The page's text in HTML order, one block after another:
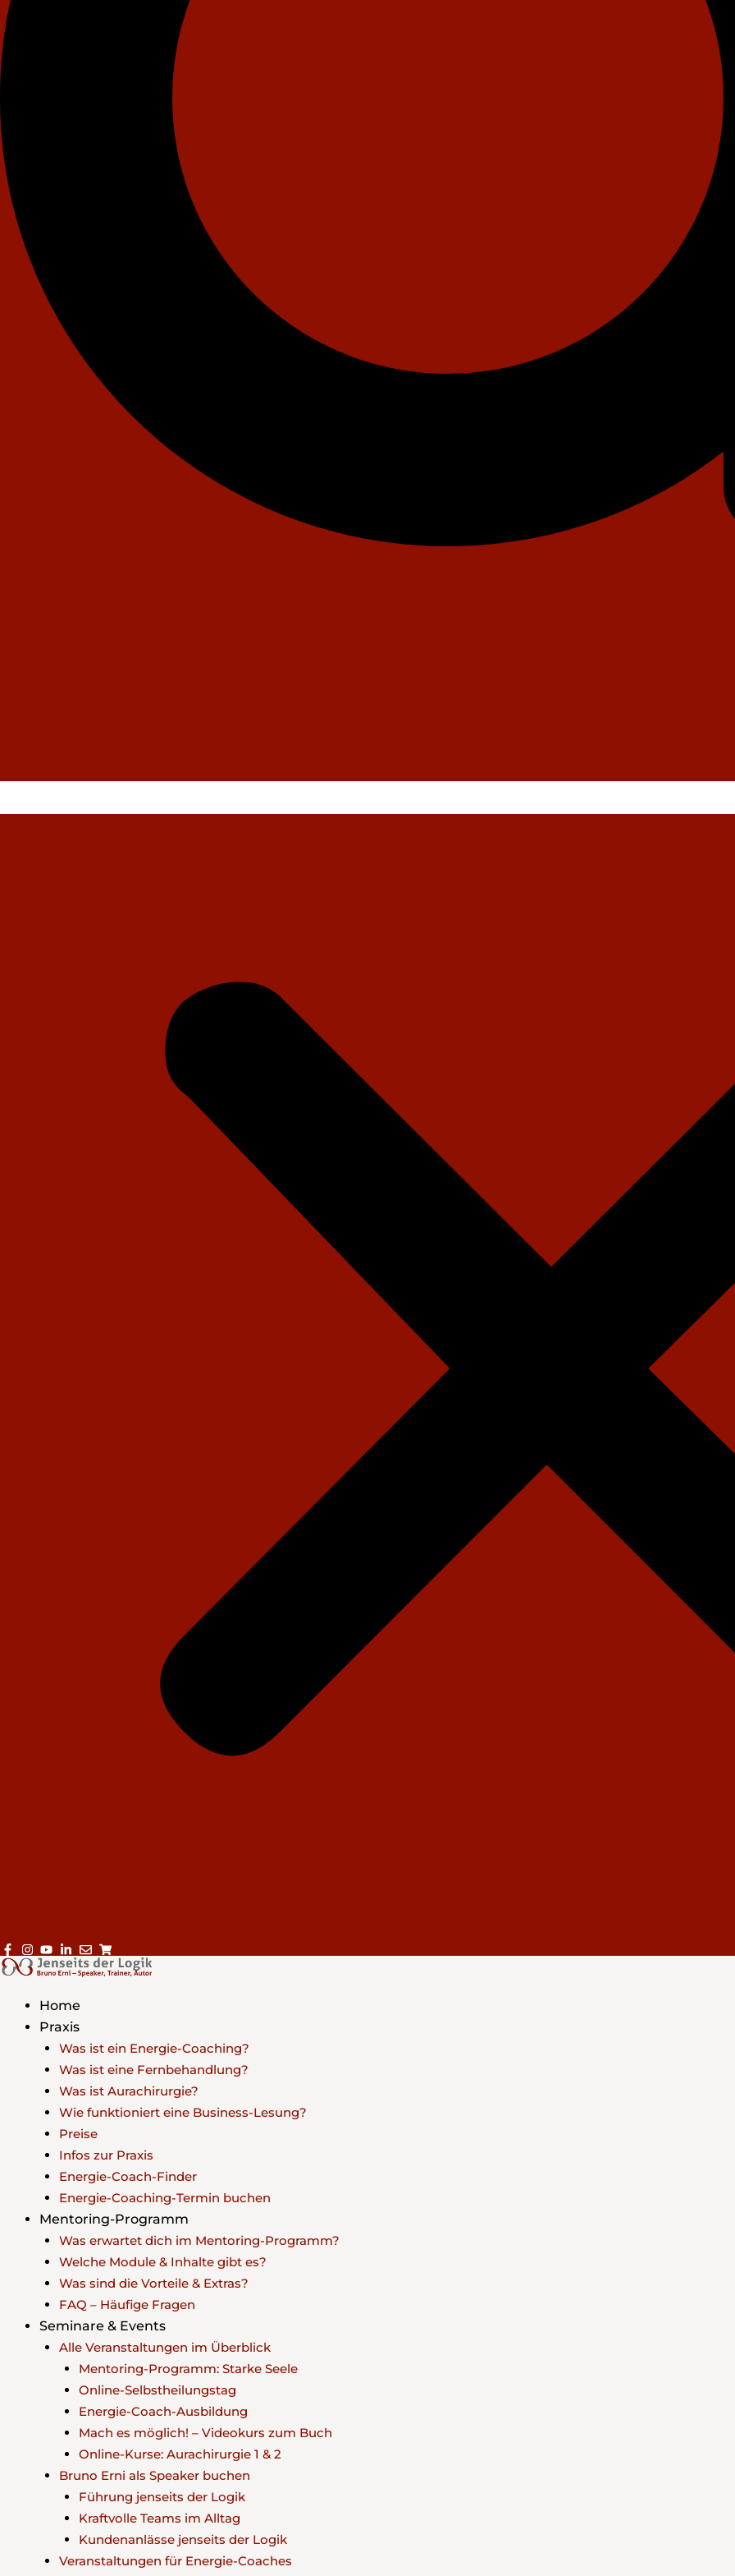
Home
Praxis
Was ist ein Energie-Coaching?
Was ist eine Fernbehandlung?
Was ist Aurachirurgie?
Wie funktioniert eine Business-Lesung?
Preise
Infos zur Praxis
Energie-Coach-Finder
Energie-Coaching-Termin buchen
Mentoring-Programm
Was erwartet dich im Mentoring-Programm?
Welche Module & Inhalte gibt es?
Was sind die Vorteile & Extras?
FAQ – Häufige Fragen
Seminare & Events
Alle Veranstaltungen im Überblick
Mentoring-Programm: Starke Seele
Online-Selbstheilungstag
Energie-Coach-Ausbildung
Mach es möglich! – Videokurs zum Buch
Online-Kurse: Aurachirurgie 1 & 2
Bruno Erni als Speaker buchen
Führung jenseits der Logik
Kraftvolle Teams im Alltag
Kundenanlässe jenseits der Logik
Veranstaltungen für Energie-Coaches